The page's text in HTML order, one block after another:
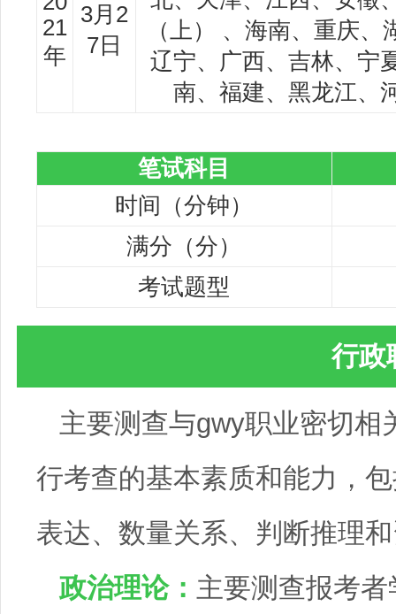
21
年
3月2
7日
（上） 、海南、重庆、
辽宁、广西、吉林、宁
南、福建、黑龙江、
笔试科目
时间（分钟）
满分（分）
考试题型
行政
主要测查与gwy职业密切相
行考查的基本素质和能力，
表达、数量关系、判断推理
政治理论： 主要测查报考